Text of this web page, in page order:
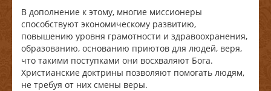
В дополнение к этому, многие миссионеры
способствуют экономическому развитию,
повышению уровня грамотности и здравоохранения,
образованию, основанию приютов для людей, веря,
что такими поступками они восхваляют Бога.
Христианские доктрины позволяют помогать людям,
не требуя от них смены веры.